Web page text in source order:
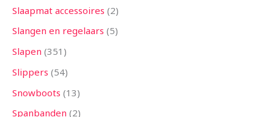
Slaapmat accessoires 2
Slangen en regelaars 5
Slapen 351
Slippers 54
Snowboots 13
Spanbanden 2